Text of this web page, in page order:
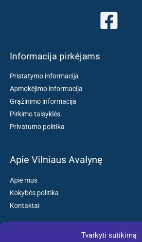
Tvarkyti sutikimą
Informacija pirkėjams
Pristatymo informacija
Apmokėjimo informacija
Grąžinimo informacija
Pirkimo taisyklės
Privatumo politika
Apie Vilniaus Avalynę
Apie mus
Kokybės politika
Kontaktai